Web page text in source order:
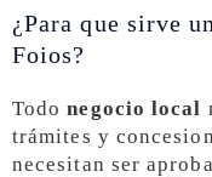
¿Para que sirve
Foios?
Todonegocio local
trámites y
necesitan ser